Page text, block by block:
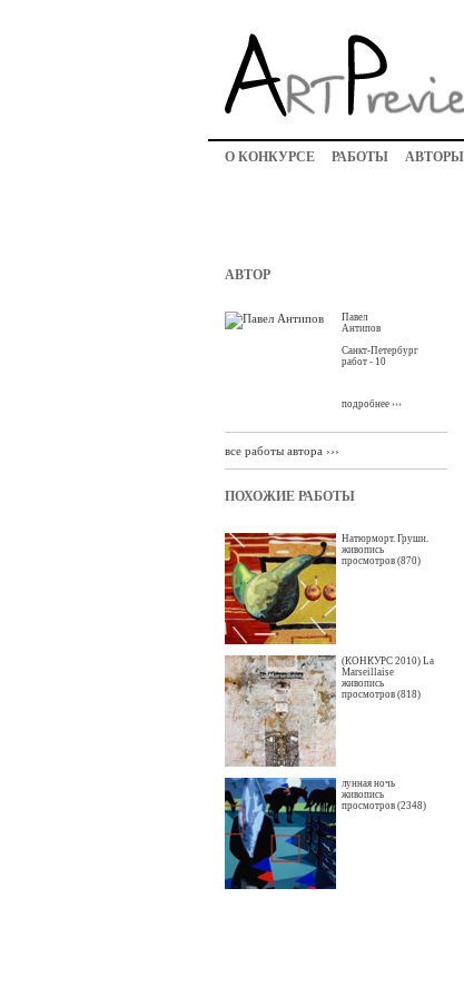
О КОНКУРСЕ РАБОТЫ АВТОРЫ
АВТОР
Павел
Антипов
Санкт-Петербург
работ - 10
подробнее ›››
все работы автора ›››
ПОХОЖИЕ РАБОТЫ
Натюрморт. Груши.
живопись
просмотров (870)
(КОНКУРС 2010) La
Marseillaise
живопись
просмотров (818)
лунная ночь
живопись
просмотров (2348)